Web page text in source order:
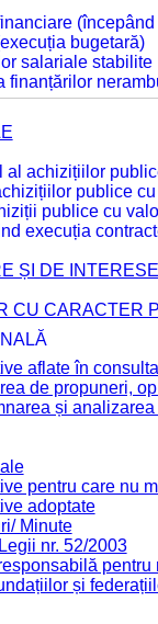
bugetară)
salariale
finanțărilor
al achizițiilor
publice
publice cu
execuția
ȘI DE INTERESE
CU CARACTER
aflate în
de propuneri,
și
pentru care nu
adoptate
Minute
nr. 52/2003
și